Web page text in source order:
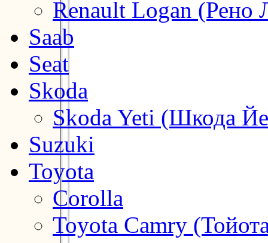
Renault Logan (Рено
Saab
Seat
Skoda
Skoda Yeti (Шкода
Suzuki
Toyota
Corolla
Toyota Camry